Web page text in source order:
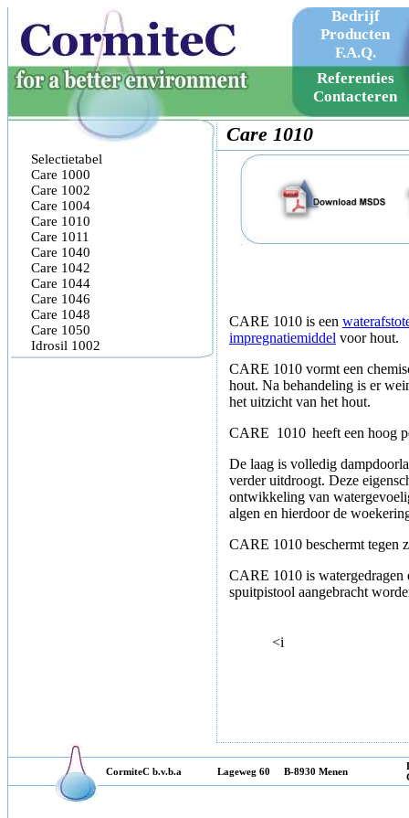
Bedrijf
Producten
F.A.Q.
Company
Products
F.A.Q.
Referenties
Contacteren
Selectietabel
Care 1000
Care 1002
Care 1004
Care 1010
Care 1011
Care 1040
Care 1042
Care 1044
Care 1046
Care 1048
Care 1050
Idrosil 1002
Care 1010
CARE 1010 is een
impregnatiemiddel voor hout.
CARE 1010 vormt een
hout. Na behandeling is er
het uitzicht van het hout.
CARE 1010 heeft een hoog
De laag is volledig
verder uitdroogt. Deze
ontwikkeling van
algen en hierdoor de
CARE 1010 beschermt tegen
CARE 1010 is watergedragen
spuitpistool aangebracht
<i
CormiteC b.v.b.a Lageweg 60 B-8930 Menen